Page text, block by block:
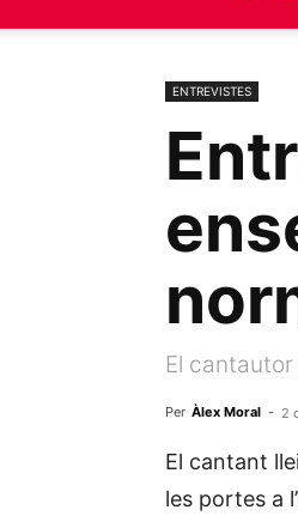
ENTREVISTES
El
Per Àlex Moral - 2
El cantant
les portes a